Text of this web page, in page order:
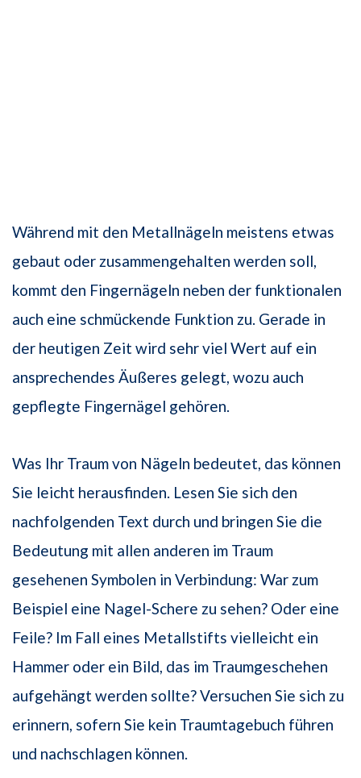
Während mit den Metallnägeln meistens etwas
gebaut oder zusammengehalten werden soll,
kommt den Fingernägeln neben der funktionalen
auch eine schmückende Funktion zu. Gerade in
der heutigen Zeit wird sehr viel Wert auf ein
ansprechendes Äußeres gelegt, wozu auch
gepflegte Fingernägel gehören.
Was Ihr Traum von Nägeln bedeutet, das können
Sie leicht herausfinden. Lesen Sie sich den
nachfolgenden Text durch und bringen Sie die
Bedeutung mit allen anderen im Traum
gesehenen Symbolen in Verbindung: War zum
Beispiel eine Nagel-Schere zu sehen? Oder eine
Feile? Im Fall eines Metallstifts vielleicht ein
Hammer oder ein Bild, das im Traumgeschehen
aufgehängt werden sollte? Versuchen Sie sich zu
erinnern, sofern Sie kein Traumtagebuch führen
und nachschlagen können.